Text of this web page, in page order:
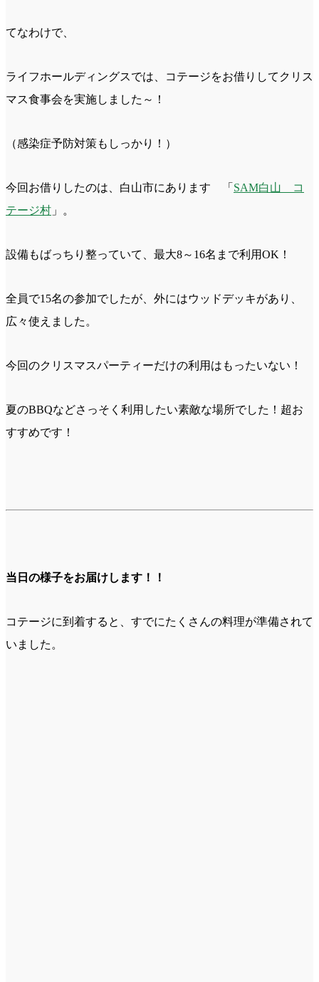
てなわけで、
ライフホールディングスでは、コテージをお借りしてクリス
マス食事会を実施しました～！
（感染症予防対策もしっかり！）
今回お借りしたのは、白山市にあります 「 SAM白山 コ
テージ村 」。
設備もばっちり整っていて、最大8～16名まで利用OK！
全員で15名の参加でしたが、外にはウッドデッキがあり、
広々使えました。
今回のクリスマスパーティーだけの利用はもったいない！
夏のBBQなどさっそく利用したい素敵な場所でした！超お
すすめです！
当日の様子をお届けします！！
コテージに到着すると、すでにたくさんの料理が準備されて
いました。